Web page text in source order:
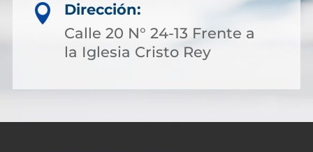

Dirección:
Calle 20 N° 24-13 Frente a
la Iglesia Cristo Rey